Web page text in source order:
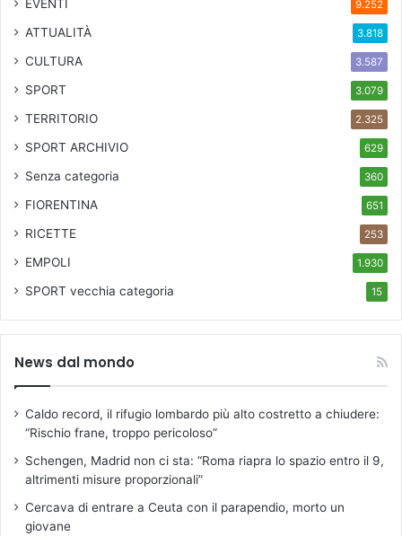
EVENTI 9.252
ATTUALITÀ 3.818
CULTURA 3.587
SPORT 3.079
TERRITORIO 2.325
SPORT ARCHIVIO 629
Senza categoria 360
FIORENTINA 651
RICETTE 253
EMPOLI 1.930
SPORT vecchia categoria 15
News dal mondo
Caldo record, il rifugio lombardo più alto costretto a chiudere:
“Rischio frane, troppo pericoloso”
Schengen, Madrid non ci sta: “Roma riapra lo spazio entro il 9,
altrimenti misure proporzionali”
Cercava di entrare a Ceuta con il parapendio, morto un
giovane